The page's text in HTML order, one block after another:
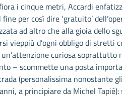
i cinque metri, Accardi
per così dire ‘gratuito’
ad altro che alla gioia dello
vieppiù d’ogni obbligo di stretti
curiosa
– scommette una posta
(personalissima nonostante
a principiare da Michel Tapié):